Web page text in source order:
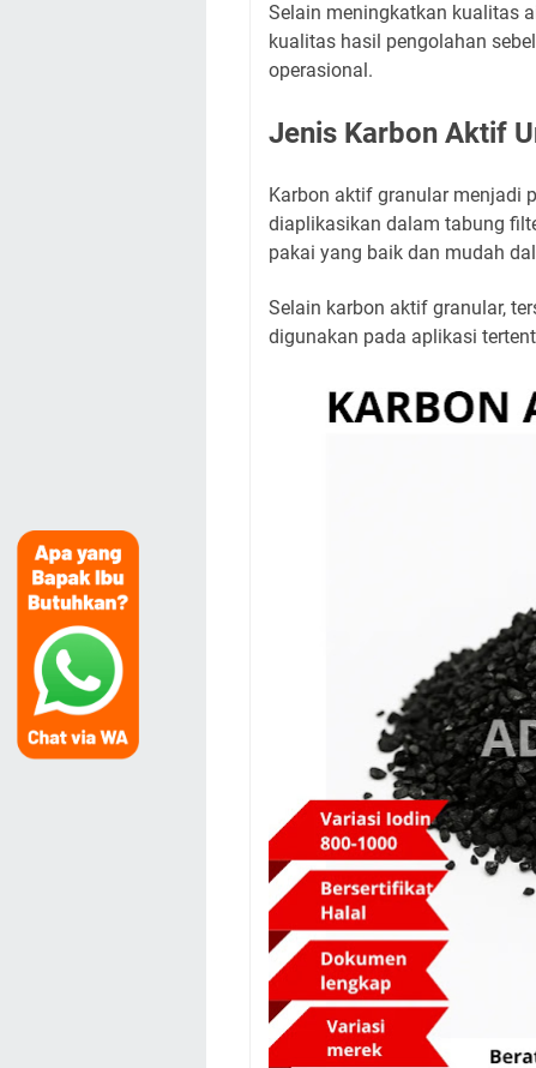
Selain meningkatkan kualitas
kualitas hasil pengolahan
operasional.
Jenis Karbon Aktif
Karbon aktif granular menjadi
diaplikasikan dalam tabung
pakai yang baik dan mudah
Selain karbon aktif granular,
digunakan pada aplikasi